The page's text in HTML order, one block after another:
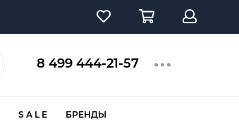
8 499 444-21-57
S A L E БРЕНДЫ